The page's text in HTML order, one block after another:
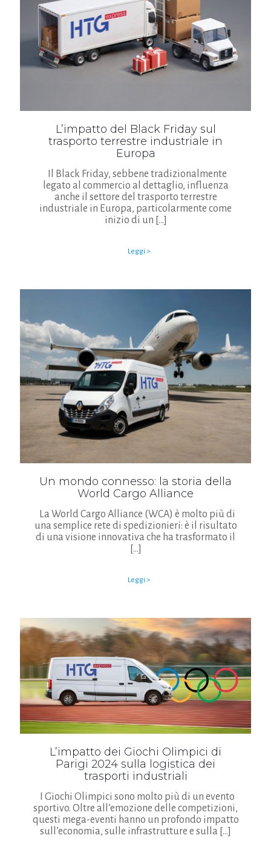
L’impatto del Black Friday sul
trasporto terrestre industriale in
Europa
Il Black Friday, sebbene tradizionalmente
legato al commercio al dettaglio, influenza
anche il settore del trasporto terrestre
industriale in Europa, particolarmente come
inizio di un […]
Leggi >
Un mondo connesso: la storia della
World Cargo Alliance
La World Cargo Alliance (WCA) è molto più di
una semplice rete di spedizionieri: è il risultato
di una visione innovativa che ha trasformato il
[…]
Leggi >
L’impatto dei Giochi Olimpici di
Parigi 2024 sulla logistica dei
trasporti industriali
I Giochi Olimpici sono molto più di un evento
sportivo. Oltre all’emozione delle competizioni,
questi mega-eventi hanno un profondo impatto
sull’economia, sulle infrastrutture e sulla […]